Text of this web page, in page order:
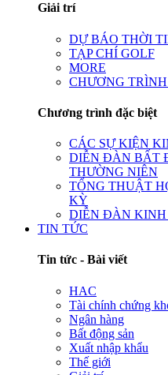
Giải trí
DỰ BÁO THỜI
TẠP CHÍ GOLF
MORE
CHƯƠNG
Chương trình đặc biệt
CÁC SỰ KIỆN
DIỄN ĐÀN BẤT
THƯỜNG NIÊN
TỔNG THUẬT
KỲ
DIỄN ĐÀN KINH
TIN TỨC
Tin tức - Bài viết
HAC
Tài chính chứng
Ngân hàng
Bất động sản
Xuất nhập khẩu
Thế giới